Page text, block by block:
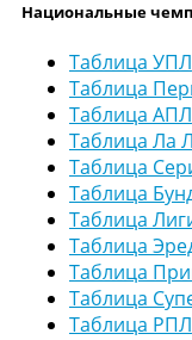
Национальные
Таблица УПЛ
Таблица
Таблица АПЛ
Таблица Ла
Таблица
Таблица
Таблица
Таблица
Таблица
Таблица
Таблица РПЛ